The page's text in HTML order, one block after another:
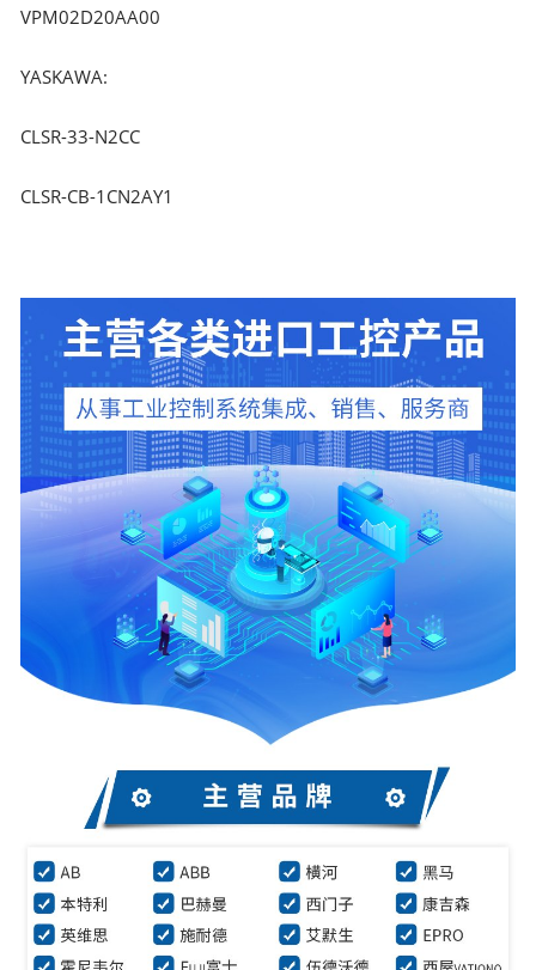
VPM02D20AA00
YASKAWA:
CLSR-33-N2CC
CLSR-CB-1CN2AY1